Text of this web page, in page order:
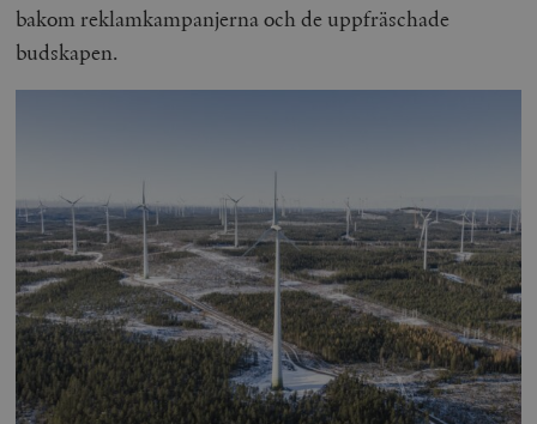
bakom reklamkampanjerna och de uppfräschade
budskapen.